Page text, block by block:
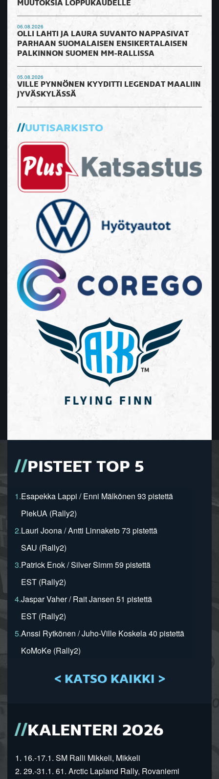
MUUTOKSIA LOPPUKAUDELLE
06.08.2026
OLLI LAHTI JA LAURA SUVANTO NAPPASIVAT
PARHAAN SUOMALAISEN ENSIKERTALAISEN
PALKINNON SUOMEN MM-RALLISSA
05.08.2026
VILLE PYNNÖNEN KYYDITTI LEGENDAT MAALIIN
JYVÄSKYLÄSSÄ
UUTISARKISTO
PISTEET TOP 5
1.Esapekka Lappi / Enni Mälkönen 93 pistettä
PiekUA (Rally2)
2.Lauri Joona / Antti Linnaketo 73 pistettä
SAU (Rally2)
3.Patrick Enok / Silver Simm 59 pistettä
EST (Rally2)
4.Jaspar Vaher / Rait Jansen 51 pistettä
EST (Rally2)
5.Anssi Rytkönen / Juho-Ville Koskela 40 pistettä
KoMoKe (Rally2)
< KATSO KAIKKI >
KALENTERI 2026
1. 16.-17.1. SM Ralli Mikkeli, Mikkeli
2. 29.-31.1. 61. Arctic Lapland Rally, Rovaniemi